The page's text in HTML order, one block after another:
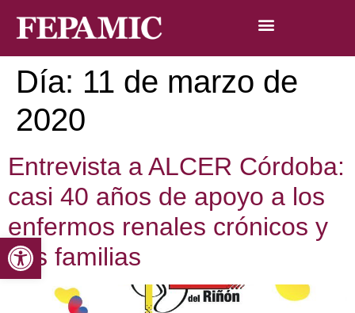
Abrir barra de herramientas
Día: 11 de marzo de
2020
Entrevista a ALCER Córdoba:
casi 40 años de apoyo a los
enfermos renales crónicos y
sus familias